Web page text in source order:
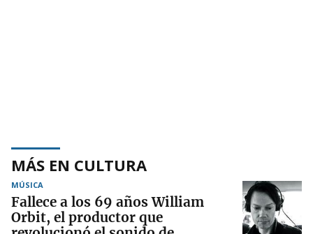
MÁS EN CULTURA
MÚSICA
Fallece a los 69 años William
Orbit, el productor que